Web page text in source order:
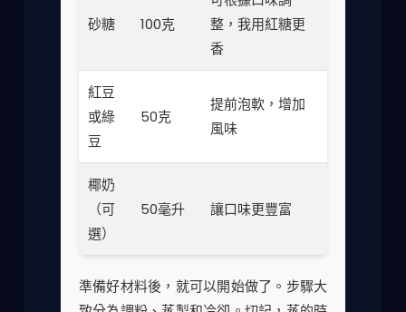
砂糖 100克
整，我用紅糖更
香
紅豆
或綠
豆
50克
提前泡軟，增加
風味
椰奶
（可
選）
50毫升 讓口味更豐富
準備好材料後，就可以開始做了。步驟大